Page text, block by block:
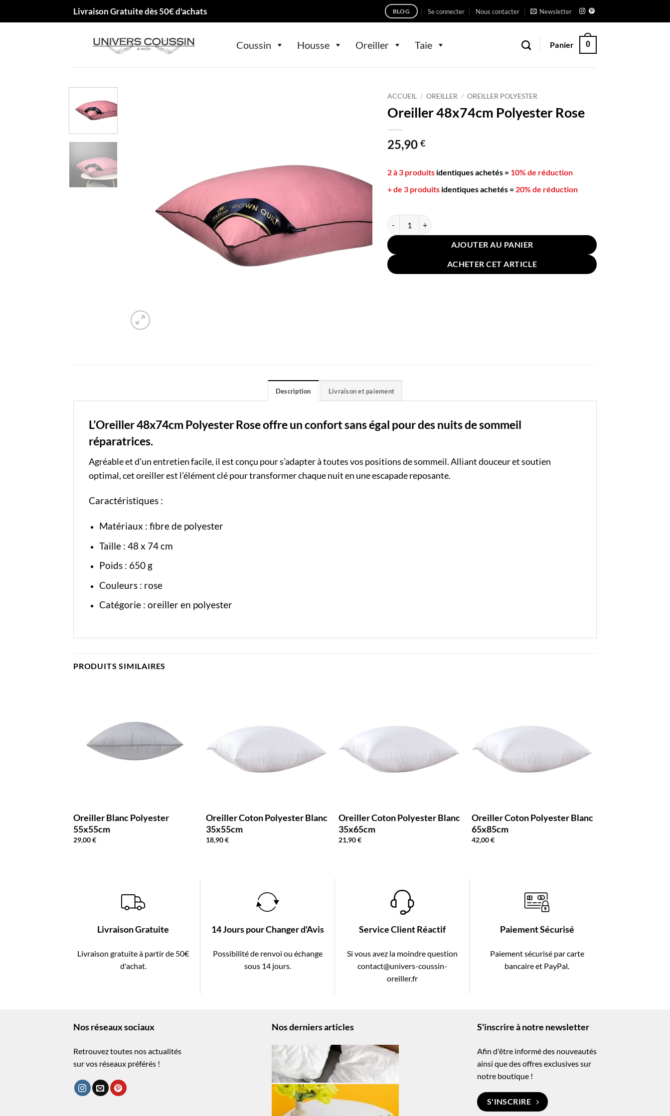
Livraison Gratuite dès 50€ d'achats BLOG Se connecter Nous contacter Newsletter
Coussin Housse Oreiller Taie Panier 0
ACCUEIL / OREILLER / OREILLER POLYESTER
Oreiller 48x74cm Polyester Rose
25,90 €
2 à 3 produits identiques achetés = 10% de réduction
+ de 3 produits identiques achetés = 20% de réduction
quantité de Oreiller 48x74cm Polyester Rose
AJOUTER AU PANIER
ACHETER CET ARTICLE
Description Livraison et paiement
L’Oreiller 48x74cm Polyester Rose offre un confort sans égal pour des nuits de sommeil
réparatrices.
Agréable et d’un entretien facile, il est conçu pour s’adapter à toutes vos positions de sommeil. Alliant douceur et soutien
optimal, cet oreiller est l’élément clé pour transformer chaque nuit en une escapade reposante.
Caractéristiques :
Matériaux : fibre de polyester
Taille : 48 x 74 cm
Poids : 650 g
Couleurs : rose
Catégorie : oreiller en polyester
PRODUITS SIMILAIRES
Oreiller Blanc Polyester
55x55cm
29,00€
Oreiller Coton Polyester Blanc
35x55cm
18,90€
Oreiller Coton Polyester Blanc
35x65cm
21,90€
Oreiller Coton Polyester Blanc
65x85cm
42,00€
Livraison Gratuite
Livraison gratuite à partir de 50€
d'achat.
14 Jours pour Changer d'Avis
Possibilité de renvoi ou échange
sous 14 jours.
Service Client Réactif
Si vous avez la moindre question
contact@univers-coussin-
oreiller.fr
Paiement Sécurisé
Paiement sécurisé par carte
bancaire et PayPal.
Nos réseaux sociaux
Retrouvez toutes nos actualités
sur vos réseaux préférés !
Nos derniers articles S'inscrire à notre newsletter
Afin d'être informé des nouveautés
ainsi que des offres exclusives sur
notre boutique !
S'INSCRIRE